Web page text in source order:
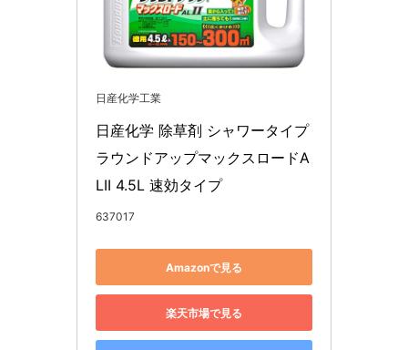
日産化学工業
日産化学 除草剤 シャワータイプ
ラウンドアップマックスロードA
LII 4.5L 速効タイプ
637017
Amazonで見る
楽天市場で見る